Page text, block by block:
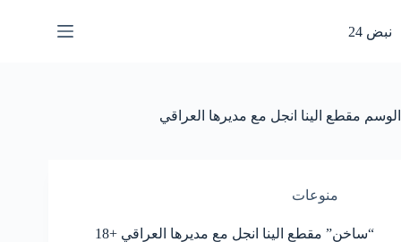
المحتوى
نبض 24
الوسم مقطع الينا انجل مع مديرها العراقي
منوعات
“ساخن” مقطع الينا انجل مع مديرها العراقي +18